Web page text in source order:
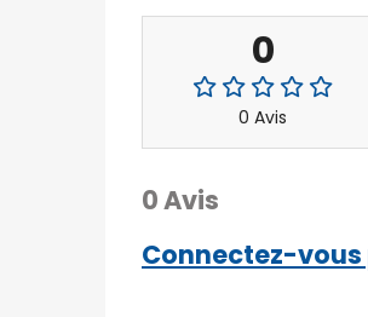
0
0 Avis
0 Avis
Connectez-vous